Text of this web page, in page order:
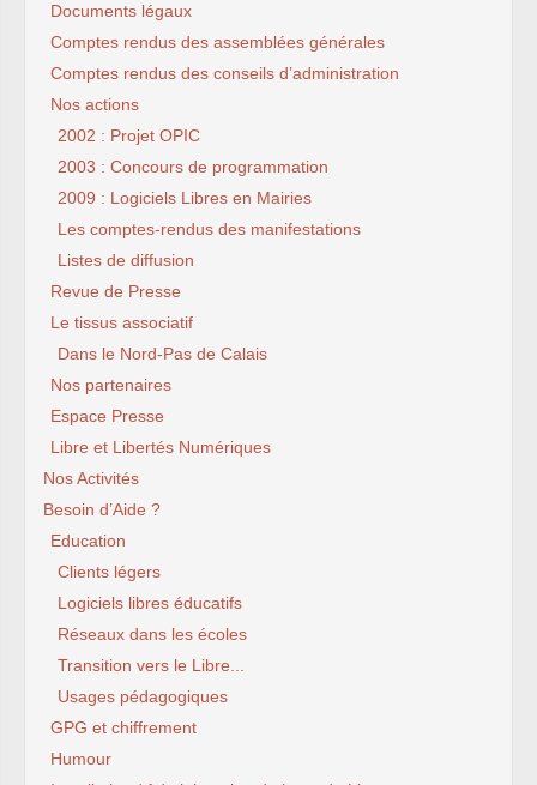
Documents légaux
Comptes rendus des assemblées générales
Comptes rendus des conseils d’administration
Nos actions
2002 : Projet OPIC
2003 : Concours de programmation
2009 : Logiciels Libres en Mairies
Les comptes-rendus des manifestations
Listes de diffusion
Revue de Presse
Le tissus associatif
Dans le Nord-Pas de Calais
Nos partenaires
Espace Presse
Libre et Libertés Numériques
Nos Activités
Besoin d’Aide ?
Education
Clients légers
Logiciels libres éducatifs
Réseaux dans les écoles
Transition vers le Libre...
Usages pédagogiques
GPG et chiffrement
Humour